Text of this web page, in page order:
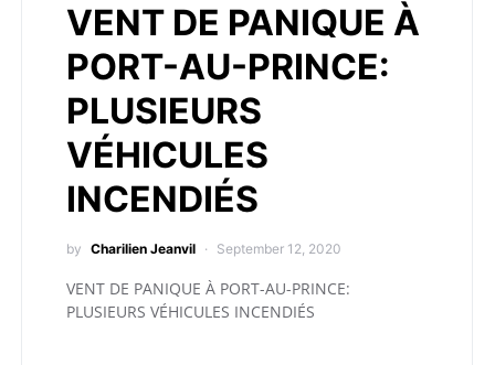
VENT DE PANIQUE À
PORT-AU-PRINCE:
PLUSIEURS
VÉHICULES
INCENDIÉS
by Charilien Jeanvil September 12, 2020
VENT DE PANIQUE À PORT-AU-PRINCE:
PLUSIEURS VÉHICULES INCENDIÉS